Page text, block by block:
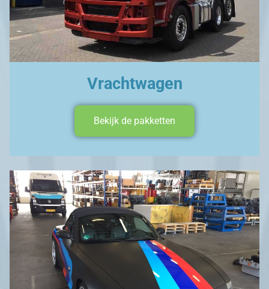
Vrachtwagen
Bekijk de pakketten